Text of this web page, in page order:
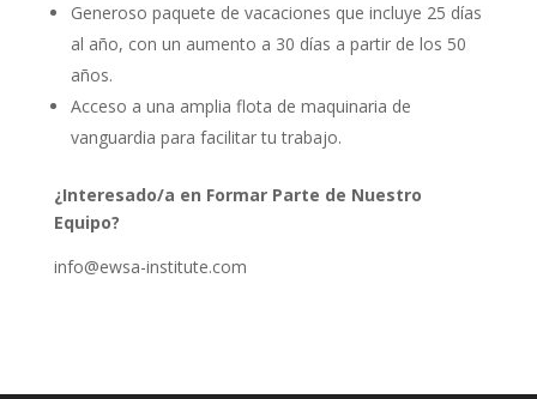
Generoso paquete de vacaciones que incluye 25 días
al año, con un aumento a 30 días a partir de los 50
años.
Acceso a una amplia flota de maquinaria de
vanguardia para facilitar tu trabajo.
¿Interesado/a en Formar Parte de Nuestro
Equipo?
info@ewsa-institute.com